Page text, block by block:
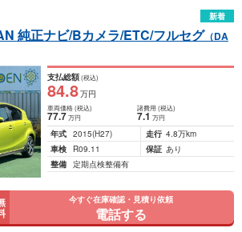
新着
純正ナビ/Bカメラ/ETC/フルセグ（DA
支払総額(税込)
84.8万円
車両価格(税込)
77.7万円
諸費用 (税込)
7.1 万円
年式 2015(H27) 走行 4.8万km
車検
R09.11 保証 あり
整備 定期点検整備有
今すぐ在庫確認・見積り依頼
電話する